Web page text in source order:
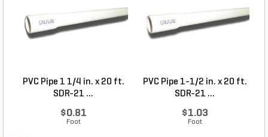
PVC Pipe 1 1/4 in. x 20 ft.
SDR-21 ...
$0.81
Foot
PVC Pipe 1-1/2 in. x 20 ft.
SDR-21 ...
$1.03
Foot